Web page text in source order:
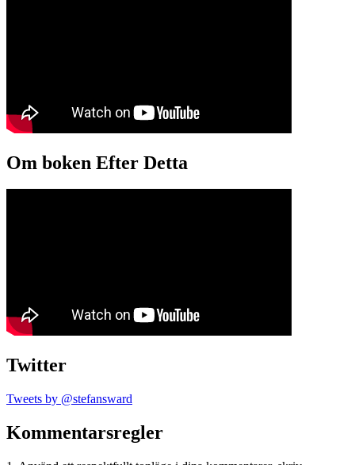
Om boken Efter Detta
Twitter
Tweets by @stefansward
Kommentarsregler